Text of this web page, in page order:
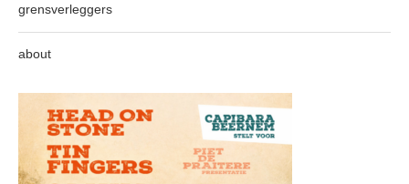
grensverleggers
about